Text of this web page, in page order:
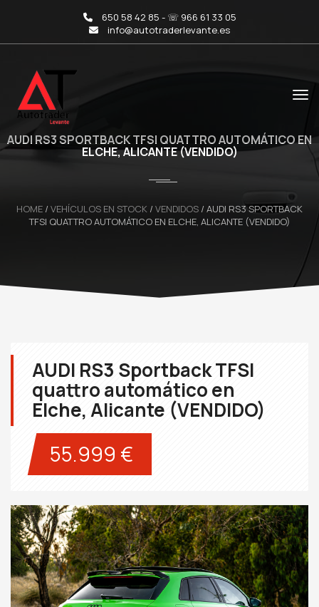
650 58 42 85 - ☏ 966 61 33 05
info@autotraderlevante.es
AUDI RS3 SPORTBACK TFSI QUATTRO AUTOMÁTICO EN
ELCHE, ALICANTE (VENDIDO)
HOME / VEHÍCULOS EN STOCK / VENDIDOS / AUDI RS3 SPORTBACK
TFSI QUATTRO AUTOMÁTICO EN ELCHE, ALICANTE (VENDIDO)
AUDI RS3 Sportback TFSI
quattro automático en
Elche, Alicante (VENDIDO)
55.999 €